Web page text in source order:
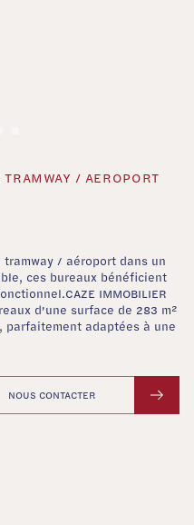
/ AEROPORT
tramway / aéroport dans un
ces bureaux bénéficient
IMMOBILIER
d'une surface de 283 m²
adaptées à une
NOUS CONTACTER